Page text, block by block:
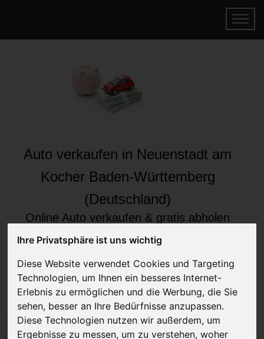
Ihre Privatsphäre ist uns wichtig
Diese Website verwendet Cookies und Targeting
Technologien, um Ihnen ein besseres Internet-
Erlebnis zu ermöglichen und die Werbung, die Sie
sehen, besser an Ihre Bedürfnisse anzupassen.
Diese Technologien nutzen wir außerdem, um
Ergebnisse zu messen, um zu verstehen, woher
Auto verkaufen in Neuenstadt am
Kocher Baden-Württemberg
(Deutschland)
Online Auto verkaufen & gratis abholen
Auf Wunsch sofort Geld für Ihr Auto erhalten
JETZT KOSTENLOSE BEWERTUNG